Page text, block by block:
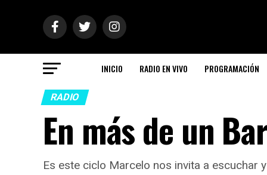
INICIO RADIO EN VIVO PROGRAMACIÓN
RADIO
En más de un
Es este ciclo Marcelo nos invita a escuchar